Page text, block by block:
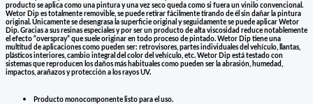
producto se aplica como una pintura y una vez seco queda como si fuera un vinilo convencional.
Wetor Dip es totalmente removible, se puede retirar fácilmente tirando de él sin dañar la pintura
original. Únicamente se desengrasa la superficie original y seguidamente se puede aplicar Wetor
Dip. Gracias a sus resinas especiales y por ser un producto de alta viscosidad reduce notablemente
el efecto “overspray” que suele originar en todo proceso de pintado. Wetor Dip tiene una
multitud de aplicaciones como pueden ser: retrovisores, partes individuales del vehículo, llantas,
plásticos interiores, cambio integral del color del vehículo, etc. Wetor Dip está testado con
sistemas que reproducen los daños más habituales como pueden ser la abrasión, humedad,
impactos, arañazos y protección a los rayos UV.
Producto monocomponente listo para el uso.